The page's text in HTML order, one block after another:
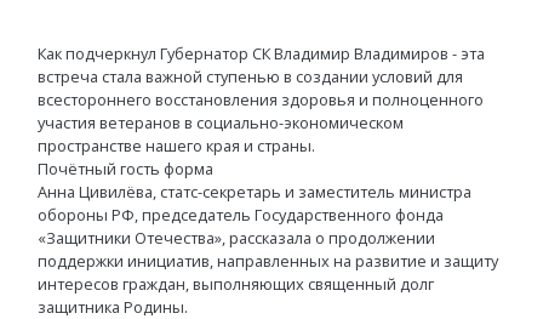
Как подчеркнул Губернатор СК Владимир Владимиров - эта
встреча стала важной ступенью в создании условий для
всестороннего восстановления здоровья и полноценного
участия ветеранов в социально-экономическом
пространстве нашего края и страны.
Почётный гость форма
Анна Цивилёва, статс-секретарь и заместитель министра
обороны РФ, председатель Государственного фонда
«Защитники Отечества», рассказала о продолжении
поддержки инициатив, направленных на развитие и защиту
интересов граждан, выполняющих священный долг
защитника Родины.